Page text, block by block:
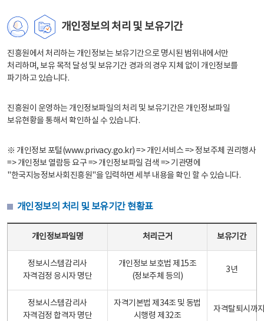
개인정보의 처리 및 보유기간
진흥원에서 처리하는 개인정보는 보유기간으로 명시된 범위내에서만
처리하며, 보유 목적 달성 및 보유기간 경과의 경우 지체 없이 개인정보를
파기하고 있습니다.
진흥원이 운영하는 개인정보파일의 처리 및 보유기간은 개인정보파일
보유현황을 통해서 확인하실 수 있습니다.
※ 개인정보 포털(www.privacy.go.kr) => 개인서비스 => 정보주체 권리행사
=> 개인정보 열람등 요구 => 개인정보파일 검색 => 기관명에
"한국지능정보사회진흥원"을 입력하면 세부 내용을 확인 할 수 있습니다.
개인정보의 처리 및 보유기간 현황표
개인정보파일명 처리근거 보유기간
정보시스템감리사
자격검정 응시자 명단
개인정보 보호법 제15조
(정보주체 등의)
3년
정보시스템감리사
자격검정 합격자 명단
자격기본법 제34조 및 동법
시행령 제32조
자격탈퇴시까